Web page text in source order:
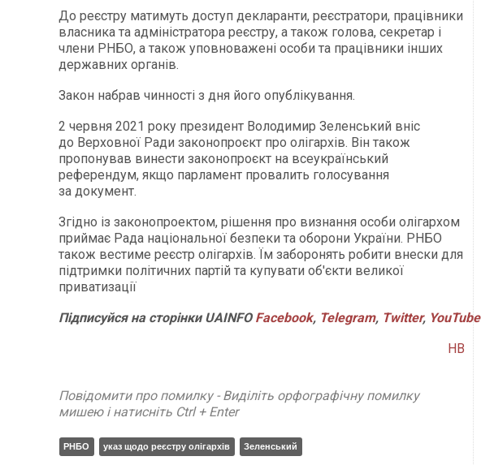
До реєстру матимуть доступ декларанти, реєстратори, працівники
власника та адміністратора реєстру, а також голова, секретар і
члени РНБО, а також уповноважені особи та працівники інших
державних органів.
Закон набрав чинності з дня його опублікування.
2 червня 2021 року президент Володимир Зеленський вніс
до Верховної Ради законопроєкт про олігархів. Він також
пропонував винести законопроєкт на всеукраїнський
референдум, якщо парламент провалить голосування
за документ.
Згідно із законопроектом, рішення про визнання особи олігархом
приймає Рада національної безпеки та оборони України. РНБО
також вестиме реєстр олігархів. Їм заборонять робити внески для
підтримки політичних партій та купувати об'єкти великої
приватизації
Підписуйся на сторінки UAINFO Facebook, Telegram, Twitter, YouTube
НВ
Повідомити про помилку - Виділіть орфографічну помилку
мишею і натисніть Ctrl + Enter
РНБО указ щодо реєстру олігархів Зеленський